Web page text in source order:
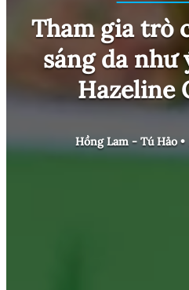
Tham gia trò
sáng da như
Hazeline
Hồng Lam - Tú Hảo •